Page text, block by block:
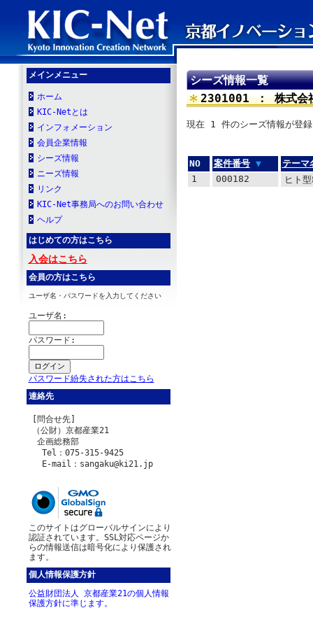
メインメニュー
ホーム
KIC-Netとは
インフォメーション
会員企業情報
シーズ情報
ニーズ情報
リンク
KIC-Net事務局へのお問い合わせ
ヘルプ
はじめての方はこちら
入会はこちら
会員の方はこちら
ユーザ名・パスワードを入力してください
ユーザ名:
パスワード:
パスワード紛失された方はこちら
連絡先
[問合せ先]
（公財）京都産業21
企画総務部
Tel：075-315-9425
E-mail：sangaku@ki21.jp
このサイトはグローバルサインにより
認証されています。SSL対応ページか
らの情報送信は暗号化により保護され
ます。
個人情報保護方針
公益財団法人 京都産業21の個人情報
保護方針に準じます。
シーズ情報一覧
2301001 ： 株式会
現在 1 件のシーズ情報が登録
NO 案件番号 ▼
テーマ
1
000182 ヒト